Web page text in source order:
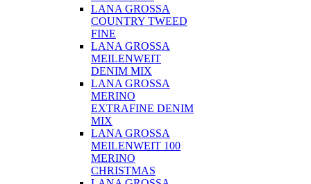
LANA GROSSA
COUNTRY TWEED
FINE
LANA GROSSA
MEILENWEIT
DENIM MIX
LANA GROSSA
MERINO
EXTRAFINE DENIM
MIX
LANA GROSSA
MEILENWEIT 100
MERINO
CHRISTMAS